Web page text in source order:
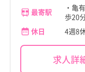
最寄駅
・亀
歩20
休日
4週8
求人詳